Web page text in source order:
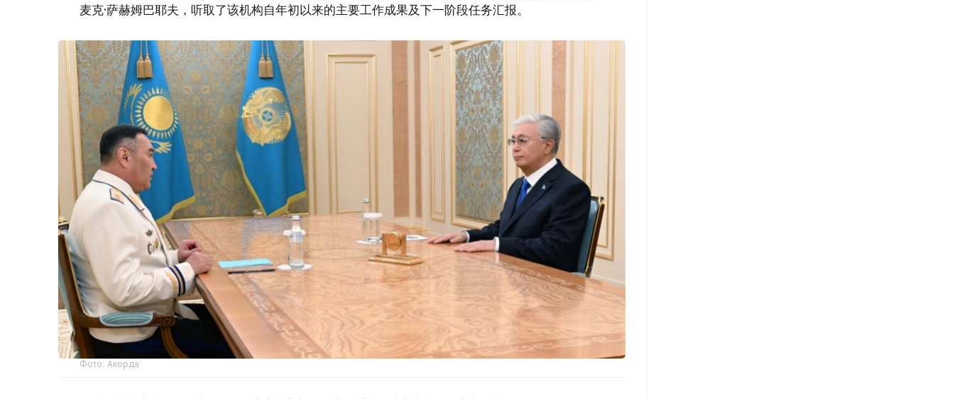
麦克·萨赫姆巴耶夫，听取了该机构自年初以来的主要工作成果及下一阶段任务汇报。
Фото: Акорда